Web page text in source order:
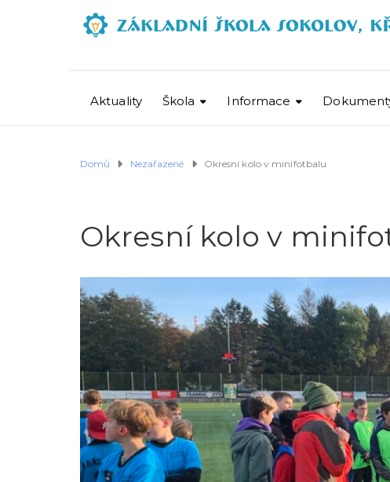
Aktuality Škola Informace
Domů Nezařazené Okresní kolo v minifotbalu
Okresní kolo v